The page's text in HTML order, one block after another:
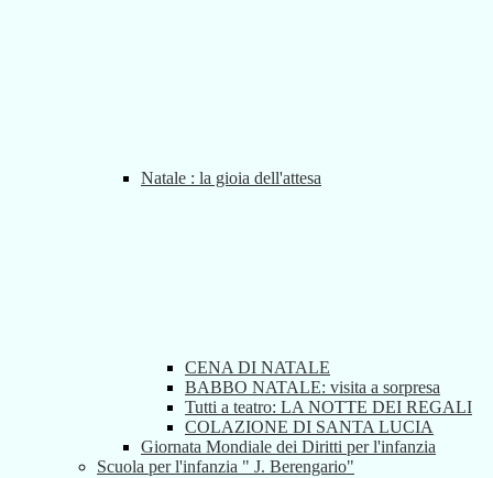
Natale : la gioia dell'attesa
CENA DI NATALE
BABBO NATALE: visita a sorpresa
Tutti a teatro: LA NOTTE DEI REGALI
COLAZIONE DI SANTA LUCIA
Giornata Mondiale dei Diritti per l'infanzia
Scuola per l'infanzia " J. Berengario"